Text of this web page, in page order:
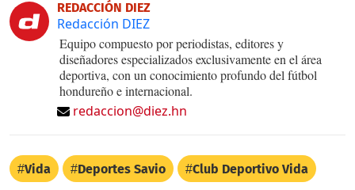
REDACCIÓN DIEZ
Redacción DIEZ
Equipo compuesto por periodistas, editores y
diseñadores especializados exclusivamente en el área
deportiva, con un conocimiento profundo del fútbol
hondureño e internacional.
redaccion@diez.hn
Vida Deportes Savio Club Deportivo Vida